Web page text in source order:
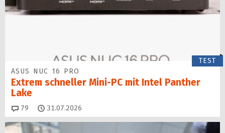
TEST
ASUS NUC 16 PRO
Extrem schneller Mini-PC mit Intel Panther
Lake
79 Kommentare
31.07.2026